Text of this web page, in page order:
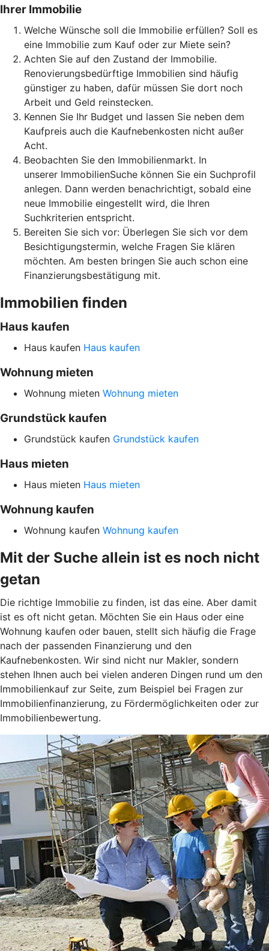
Ihrer Immobilie
Welche Wünsche soll die Immobilie erfüllen? Soll es
eine Immobilie zum Kauf oder zur Miete sein?
Achten Sie auf den Zustand der Immobilie.
Renovierungsbedürftige Immobilien sind häufig
günstiger zu haben, dafür müssen Sie dort noch
Arbeit und Geld reinstecken.
Kennen Sie Ihr Budget und lassen Sie neben dem
Kaufpreis auch die Kaufnebenkosten nicht außer
Acht.
Beobachten Sie den Immobilienmarkt. In
unserer ImmobilienSuche können Sie ein Suchprofil
anlegen. Dann werden benachrichtigt, sobald eine
neue Immobilie eingestellt wird, die Ihren
Suchkriterien entspricht.
Bereiten Sie sich vor: Überlegen Sie sich vor dem
Besichtigungstermin, welche Fragen Sie klären
möchten. Am besten bringen Sie auch schon eine
Finanzierungsbestätigung mit.
Immobilien finden
Haus kaufen
Haus kaufen Haus kaufen
Wohnung mieten
Wohnung mieten Wohnung mieten
Grundstück kaufen
Grundstück kaufen Grundstück kaufen
Haus mieten
Haus mieten Haus mieten
Wohnung kaufen
Wohnung kaufen Wohnung kaufen
Mit der Suche allein ist es noch nicht
getan
Die richtige Immobilie zu finden, ist das eine. Aber damit
ist es oft nicht getan. Möchten Sie ein Haus oder eine
Wohnung kaufen oder bauen, stellt sich häufig die Frage
nach der passenden Finanzierung und den
Kaufnebenkosten. Wir sind nicht nur Makler, sondern
stehen Ihnen auch bei vielen anderen Dingen rund um den
Immobilienkauf zur Seite, zum Beispiel bei Fragen zur
Immobilienfinanzierung, zu Fördermöglichkeiten oder zur
Immobilienbewertung.